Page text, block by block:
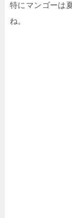
特にマンゴーは
ね。